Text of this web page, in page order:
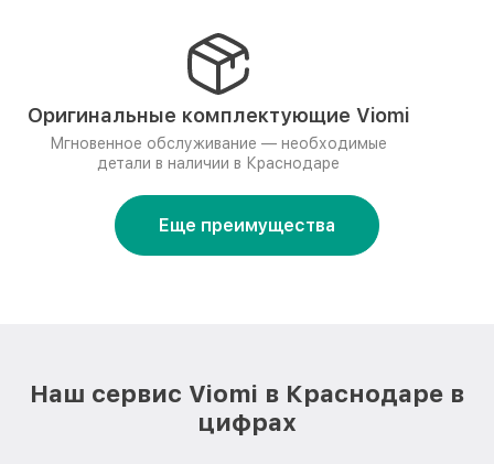
Оригинальные комплектующие Viomi
Мгновенное обслуживание — необходимые
детали в наличии в Краснодаре
Еще преимущества
Наш сервис Viomi в Краснодаре в
цифрах